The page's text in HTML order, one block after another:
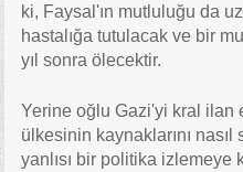
ki, Faysal'ın mutluluğu da
hastalığa tutulacak ve bir
yıl sonra ölecektir.
Yerine oğlu Gazi'yi kral ilan
ülkesinin kaynaklarını
yanlısı bir politika izlemeye